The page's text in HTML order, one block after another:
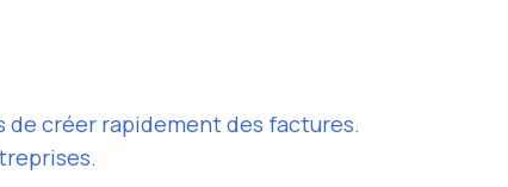
créer rapidement des factures.